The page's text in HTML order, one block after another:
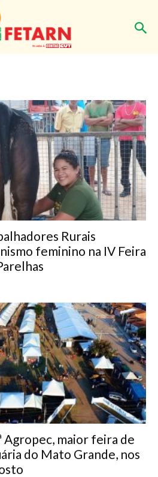
Rurais
feminino na IV Feira
Agropec, maior feira de
do Mato Grande, nos